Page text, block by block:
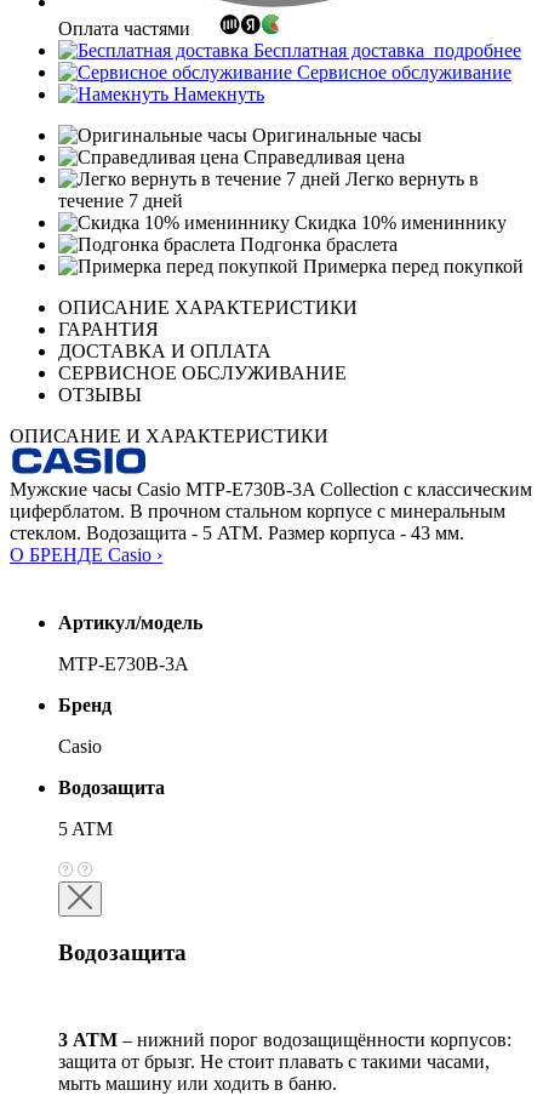
Оплата частями
Бесплатная доставка подробнее
Сервисное обслуживание
Намекнуть
Оригинальные часы
Справедливая цена
Легко вернуть в
течение 7 дней
Скидка 10% имениннику
Подгонка браслета
Примерка перед покупкой
ОПИСАНИЕ ХАРАКТЕРИСТИКИ
ГАРАНТИЯ
ДОСТАВКА И ОПЛАТА
СЕРВИСНОЕ ОБСЛУЖИВАНИЕ
ОТЗЫВЫ
ОПИСАНИЕ И ХАРАКТЕРИСТИКИ
Мужские часы Casio MTP-E730B-3A Collection с классическим
циферблатом. В прочном стальном корпусе с минеральным
стеклом. Водозащита - 5 ATM. Размер корпуса - 43 мм.
О БРЕНДЕ Casio ›
Артикул/модель
MTP-E730B-3A
Бренд
Casio
Водозащита
5 ATM
Водозащита
3 АТМ – нижний порог водозащищённости корпусов:
защита от брызг. Не стоит плавать с такими часами,
мыть машину или ходить в баню.